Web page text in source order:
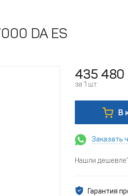
DA ES
435 480
за 1 шт.
В
Заказать
Нашли
Гарантия